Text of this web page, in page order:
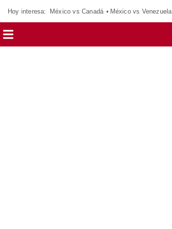
Hoy interesa: México vs Canadá México vs Venezuela